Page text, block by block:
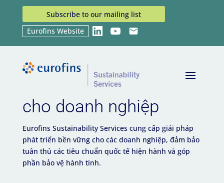
Subscribe to our mailing list
Eurofins Website
LinkedInYouTubeEmail
Giải pháp bền vững
cho doanh nghiệp
Eurofins Sustainability Services cung cấp giải pháp
phát triển bền vững cho các doanh nghiệp, đảm bảo
tuân thủ các tiêu chuẩn quốc tế hiện hành và góp
phần bảo vệ hành tinh.